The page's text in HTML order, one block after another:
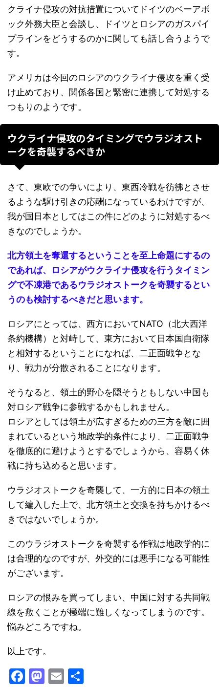
クライナ侵攻の対抗措置についてドイツのベーアボ
ック外務大臣と会談し、ドイツとロシアのガスパイ
プラインをどうするのかに関しても話し合うようで
す。
アメリカは今回のロシアのウクライナ侵攻を重く受
け止めており、関係各国と緊密に連携して対処する
つもりのようです。
ウクライナ侵攻のタイミングでウラジオスト
ークを奇襲するべきか
さて、東欧での争いにより、東西冷戦を彷彿とさせ
るような駆け引きの応酬になっているわけですが、
我が国日本としてはこの件にどのように対処するべ
きなのでしょうか。
北方領土を奪還するということを至上命題にするの
であれば、ロシアがウクライナ侵攻を行うタイミン
グで不凍港であるウラジオストークを奇襲するとい
うのも検討するべきだと思います。
ロシアにとっては、西方においてNATO（北大西洋
条約機構）と対峙して、東方において日本国自衛隊
と相対するということになれば、二正面戦争とな
り、戦力が分散されることになります。
そうなると、領土的野心を隠そうともしない中国も
対ロシア戦争に参戦するかもしれません。
ロシアとしては領土が広すぎるための三方を敵に囲
まれているという地政学的条件により、二正面戦争
を徹底的に避けようとするでしょうから、容易く休
戦に持ち込めると思います。
ウラジオストークを奇襲して、一方的に日本の領土
して編入した上で、北方領土と交換を持ちかけるべ
きではないでしょうか。
このウラジオストークを奇襲する作戦は地政学的に
は合理的なのですが、外交的には悪手になる可能性
がございます。
ロシアの恨みを買ってしまい、中国に対する共同戦
線を敷くことが極端に難しくなってしまうのです。
悩みどころですね。
以上です。
F
M E